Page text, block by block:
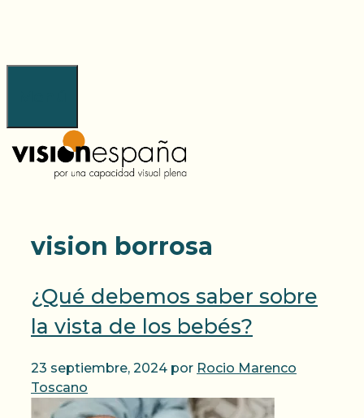
vision borrosa
¿Qué debemos saber sobre
la vista de los bebés?
23 septiembre, 2024 por Rocio Marenco
Toscano